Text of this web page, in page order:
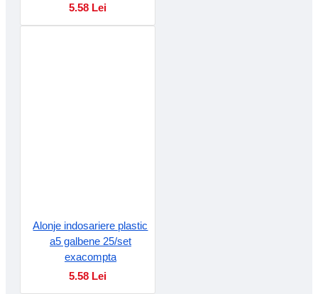
5.58 Lei
Alonje indosariere plastic
a5 galbene 25/set
exacompta
5.58 Lei